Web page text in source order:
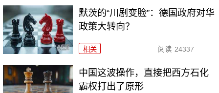
默茨的“川剧变脸”：德国政府对华
政策大转向？
相关 阅读 24337
中国这波操作，直接把西方石化
霸权打出了原形